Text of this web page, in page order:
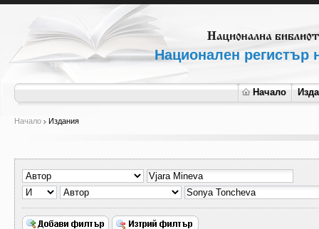
Национален регистър
Начало
Начало Издания